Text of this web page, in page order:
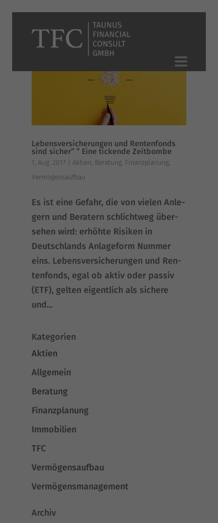
Lebensversicherungen und Rentenfonds
sind sicher” ” Eine tickende Zeitbombe
1, Aug. 2017 Aktien, Beratung, Finanzplanung,
Vermögensaufbau
Es ist eine Gefahr, die von vie­len Anle­
gern und Bera­tern schlicht­weg über­
se­hen wird: erhöh­te Risi­ken in
Deutsch­lands Anla­ge­form Num­mer
eins. Lebens­ver­si­che­run­gen und Ren­
ten­fonds, egal ob aktiv oder pas­siv
(ETF), gel­ten eigent­lich als siche­re
und...
Kategorien
Aktien
Allgemein
Beratung
Finanzplanung
Immobilien
TFC
Vermögensaufbau
Vermögensmanagement
Archiv